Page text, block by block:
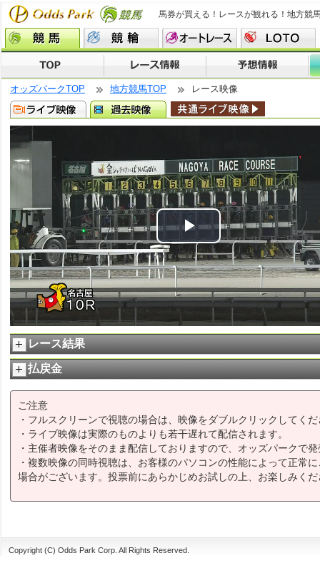
馬券が買える！レースが観れる！地方競
オッズパークTOP 地方競馬TOP レース映像
Play
Video
レース結果
払戻金
ご注意
・フルスクリーンで視聴の場合は、映像をダブルクリックしてく
・ライブ映像は実際のものよりも若干遅れて配信されます。
・主催者映像をそのまま配信しておりますので、オッズパークで
・複数映像の同時視聴は、お客様のパソコンの性能によって正常
場合がございます。投票前にあらかじめお試しの上、お楽しみく
Copyright (C) Odds Park Corp. All Rights Reserved.